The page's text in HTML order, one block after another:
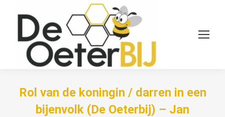
Rol van de koningin / darren in een
bijenvolk (De Oeterbij) – Jan